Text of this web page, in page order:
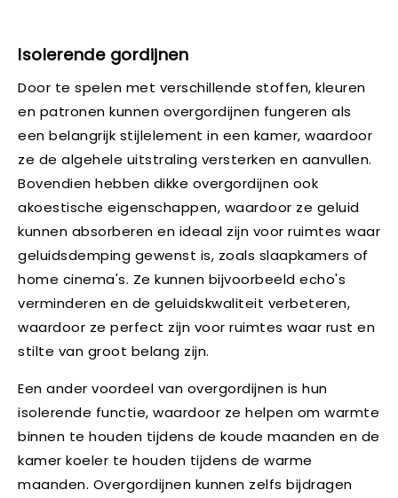
Isolerende gordijnen
Door te spelen met verschillende stoffen, kleuren
en patronen kunnen overgordijnen fungeren als
een belangrijk stijlelement in een kamer, waardoor
ze de algehele uitstraling versterken en aanvullen.
Bovendien hebben dikke overgordijnen ook
akoestische eigenschappen, waardoor ze geluid
kunnen absorberen en ideaal zijn voor ruimtes waar
geluidsdemping gewenst is, zoals slaapkamers of
home cinema's. Ze kunnen bijvoorbeeld echo's
verminderen en de geluidskwaliteit verbeteren,
waardoor ze perfect zijn voor ruimtes waar rust en
stilte van groot belang zijn.
Een ander voordeel van overgordijnen is hun
isolerende functie, waardoor ze helpen om warmte
binnen te houden tijdens de koude maanden en de
kamer koeler te houden tijdens de warme
maanden. Overgordijnen kunnen zelfs bijdragen